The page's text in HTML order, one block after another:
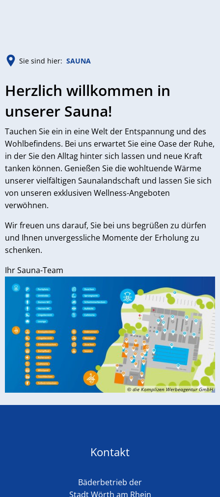
Sie sind hier: SAUNA
SAUNA
Herzlich willkommen in
unserer Sauna!
Tauchen Sie ein in eine Welt der Entspannung und des
Wohlbefindens. Bei uns erwartet Sie eine Oase der Ruhe,
in der Sie den Alltag hinter sich lassen und neue Kraft
tanken können. Genießen Sie die wohltuende Wärme
unserer vielfältigen Saunalandschaft und lassen Sie sich
von unseren exklusiven Wellness-Angeboten
verwöhnen.
Wir freuen uns darauf, Sie bei uns begrüßen zu dürfen
und Ihnen unvergessliche Momente der Erholung zu
schenken.
Ihr Sauna-Team
© die Komplizen Werbeagentur GmbH
Kontakt
Bäderbetrieb der
Stadt Wörth am Rhein